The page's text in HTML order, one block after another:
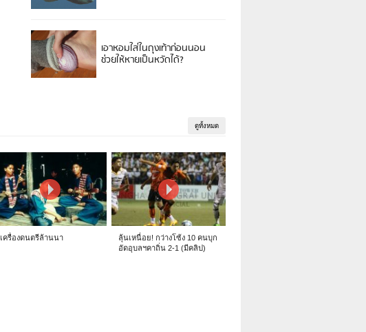
เอาหอมใส่ในถุงเท้าก่อนนอน
ช่วยให้หายเป็นหวัดได้?
ดูทั้งหมด
เครื่องดนตรีล้านนา
ลุ้นเหนื่อย! กว่างโซ้ง 10 คนบุก
อัดอุบลฯคาถิ่น 2-1 (มีคลิป)